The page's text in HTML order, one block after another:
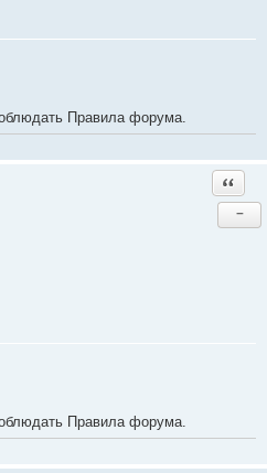
Правила форума.
−
Правила форума.